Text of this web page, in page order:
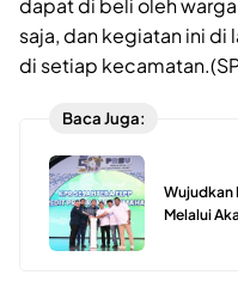
saja, dan kegiatan ini di
di setiap
Baca Juga:
Wujudkan
Melalui